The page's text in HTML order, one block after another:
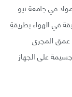
في جامعة نيو
في الهواء بطريقةٍ
عمق المجرى
على الجهاز